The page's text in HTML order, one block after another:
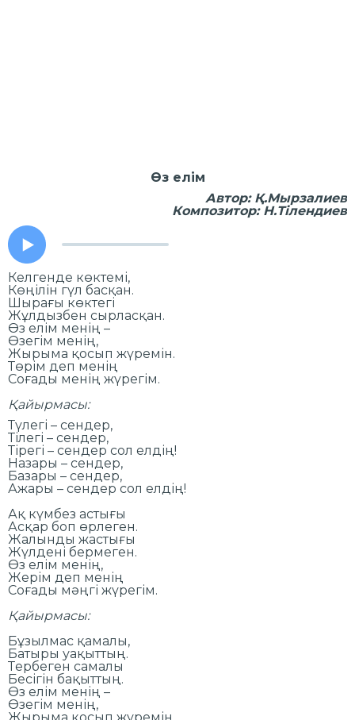
Өз елім
Автор: Қ.Мырзалиев
Композитор: Н.Тілендиев
Келгенде көктемі,
Көңілін гүл басқан.
Шырағы көктегі
Жұлдызбен сырласқан.
Өз елім менің –
Өзегім менің,
Жырыма қосып жүремін.
Төрім деп менің
Соғады менің жүрегім.
Қайырмасы:
Түлегі – сендер,
Тілегі – сендер,
Тірегі – сендер сол елдің!
Назары – сендер,
Базары – сендер,
Ажары – сендер сол елдің!
Ақ күмбез астығы
Асқар боп өрлеген.
Жалынды жастығы
Жүлдені бермеген.
Өз елім менің,
Жерім деп менің
Соғады мәңгі жүрегім.
Қайырмасы:
Бұзылмас қамалы,
Батыры уақыттың.
Тербеген самалы
Бесігін бақыттың.
Өз елім менің –
Өзегім менің,